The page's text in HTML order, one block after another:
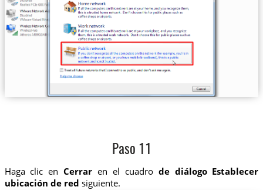
Paso 11
Haga clic enCerrar en el cuadro de diálogo Establecer
ubicación de red siguiente.